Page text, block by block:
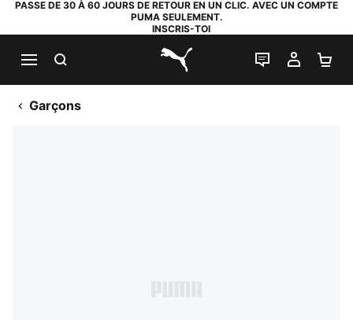
PASSE DE 30 À 60 JOURS DE RETOUR EN UN CLIC. AVEC UN COMPTE
PUMA SEULEMENT.
INSCRIS-TOI
PUMA.com
LIVE CHAT
MON
Garçons